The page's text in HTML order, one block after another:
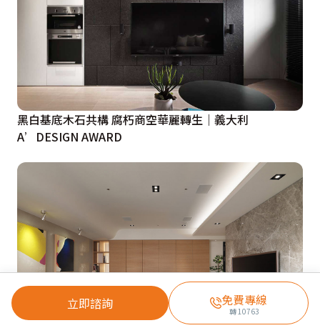
立即諮詢 免費專線
轉10763
黑白基底木石共構 腐朽商空華麗轉生｜義大利
A’DESIGN AWARD